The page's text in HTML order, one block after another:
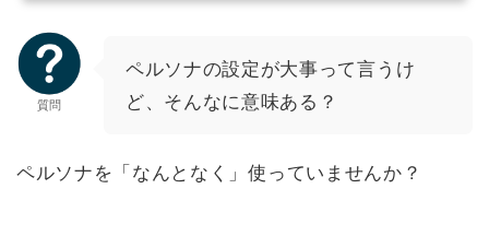
質問
ペルソナの設定が大事って言うけ
ど、そんなに意味ある？
ペルソナを「なんとなく」使っていませんか？